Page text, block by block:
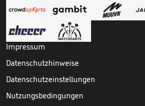
Impressum
Datenschutzhinweise
Datenschutzeinstellungen
Nutzungsbedingungen